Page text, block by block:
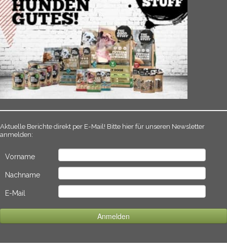
Aktuelle Berichte direkt per E-Mail! Bitte hier für unseren Newsletter
anmelden:
Vorname
Nachname
E-Mail